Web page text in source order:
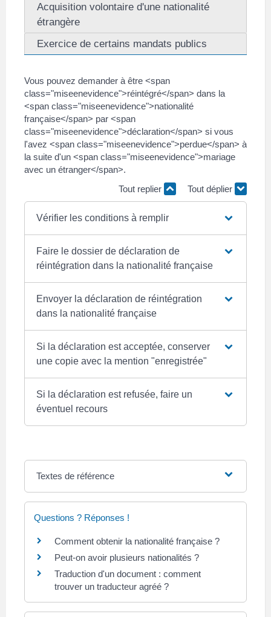
Acquisition volontaire d'une nationalité
étrangère
Exercice de certains mandats publics
Vous pouvez demander à être <span
class="miseenevidence">réintégré</span> dans la
<span class="miseenevidence">nationalité
française</span> par <span
class="miseenevidence">déclaration</span> si vous
l'avez <span class="miseenevidence">perdue</span> à
la suite d'un <span class="miseenevidence">mariage
avec un étranger</span>.
Tout replier
Tout déplier
Vérifier les conditions à remplir
Faire le dossier de déclaration de
réintégration dans la nationalité française
Envoyer la déclaration de réintégration
dans la nationalité française
Si la déclaration est acceptée, conserver
une copie avec la mention "enregistrée"
Si la déclaration est refusée, faire un
éventuel recours
Textes de référence
Questions ? Réponses !
Comment obtenir la nationalité française ?
Peut-on avoir plusieurs nationalités ?
Traduction d'un document : comment
trouver un traducteur agréé ?